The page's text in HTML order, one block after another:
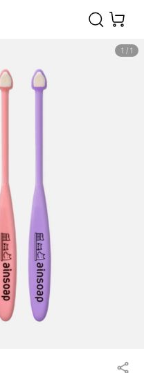
1 / 1